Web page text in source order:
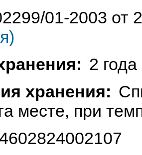
01-2003 от
2 года
хранения:
месте, при